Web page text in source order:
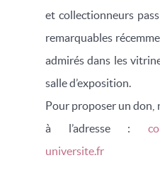
et collectionneurs
remarquables
admirés dans les
salle d’exposition.
Pour proposer un don,
à l’adresse :
universite.fr